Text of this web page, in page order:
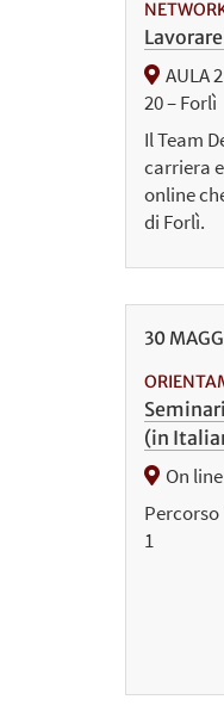
AULA
20 – Forlì
Il Team
carriera
online
di Forlì.
30
(in
On
1